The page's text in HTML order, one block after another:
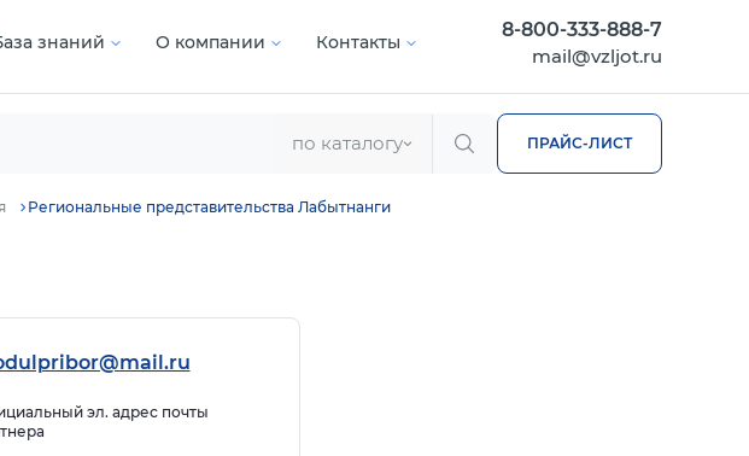
знаний О компании Контакты
8-800-333-888-7
mail@vzljot.ru
по каталогу ПРАЙС-ЛИСТ
Региональные представительства Лабытнанги
эл. адрес почты